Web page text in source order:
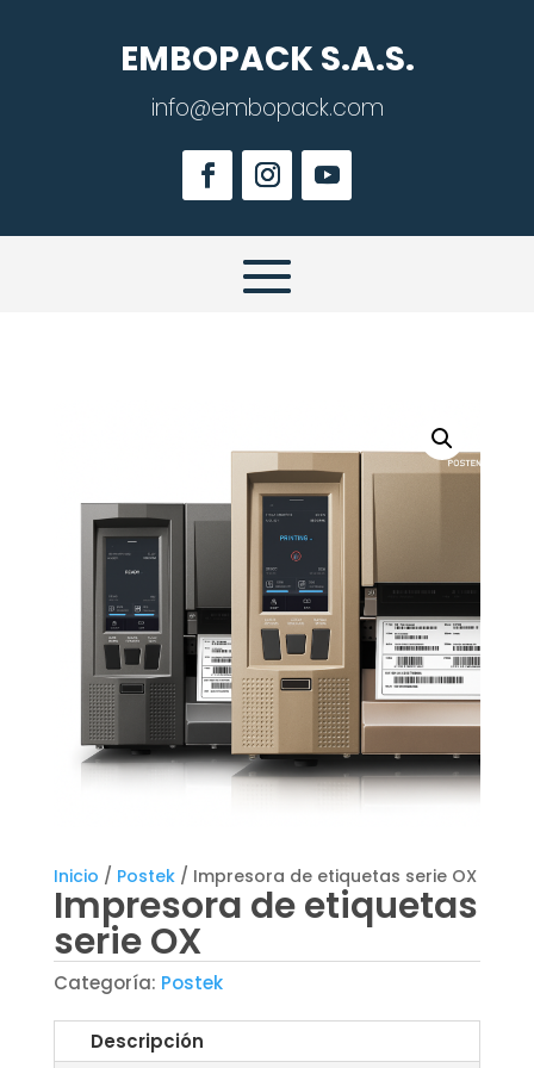
EMBOPACK S.A.S.
info@embopack.com
Inicio / Postek/ Impresora de etiquetas serie OX
Impresora de etiquetas
serie OX
Categoría: Postek
Descripción